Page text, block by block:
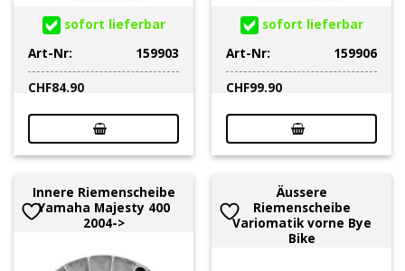
sofort lieferbar
Art-Nr:
159903
CHF84.90
sofort lieferbar
Art-Nr:
159906
CHF99.90
Innere Riemenscheibe
Yamaha Majesty 400
2004->
Äussere
Riemenscheibe
Variomatik vorne Bye
Bike